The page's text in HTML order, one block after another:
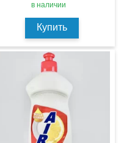
в наличии
Купить